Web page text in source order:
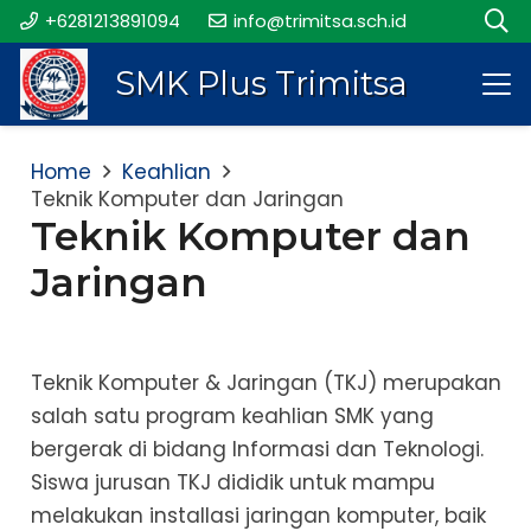
+6281213891094 info@trimitsa.sch.id
SMK Plus Trimitsa
Home
Keahlian
Teknik Komputer dan Jaringan
Teknik Komputer dan
Jaringan
Teknik Komputer & Jaringan (TKJ) merupakan
salah satu program keahlian SMK yang
bergerak di bidang Informasi dan Teknologi.
Siswa jurusan TKJ dididik untuk mampu
melakukan installasi jaringan komputer, baik